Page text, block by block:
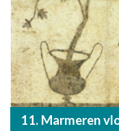
11. Marmeren